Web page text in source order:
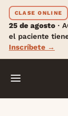
CLASE ONLINE
25 de agosto ·
el paciente
Inscríbete →